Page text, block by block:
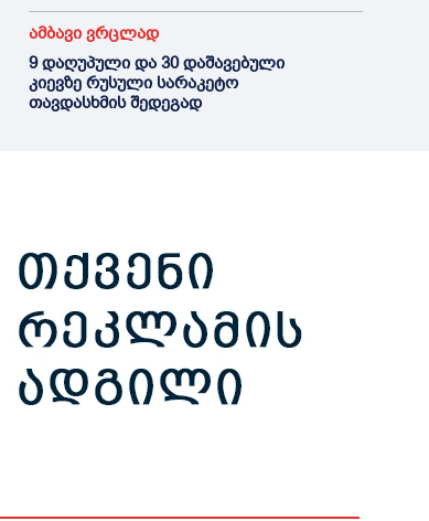
ამბავი ვრცლად
9 დაღუპული და 30 დაშავებული
კიევზე რუსული სარაკეტო
თავდასხმის შედეგად